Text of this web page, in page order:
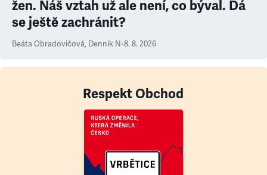
žen. Náš vztah už ale není, co býval. Dá
se ještě zachránit?
Beáta Obradovičová, Denník N•8. 8. 2026
Respekt Obchod